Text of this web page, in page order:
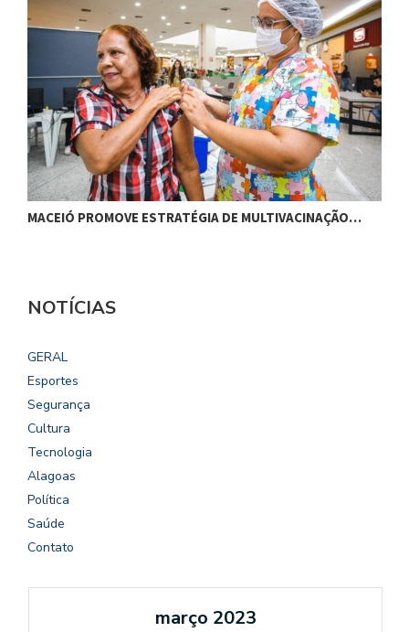
MACEIÓ PROMOVE ESTRATÉGIA DE MULTIVACINAÇÃO…
NOTÍCIAS
GERAL
Esportes
Segurança
Cultura
Tecnologia
Alagoas
Política
Saúde
Contato
março 2023